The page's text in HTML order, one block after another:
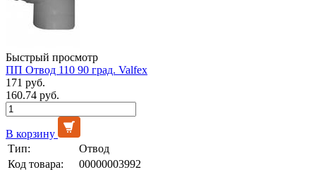
Быстрый просмотр
ПП Отвод 110 90 град. Valfex
171 руб.
160.74 руб.
В корзину
Тип:
Отвод
Код товара:
00000003992